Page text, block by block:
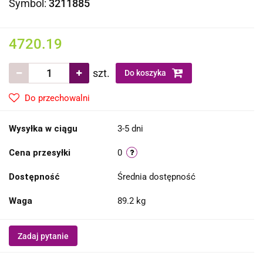
Symbol: 3211885
4720.19
szt. Do koszyka
Do przechowalni
Wysyłka w ciągu 3-5 dni
Cena przesyłki 0
Dostępność Średnia dostępność
Waga 89.2 kg
Zadaj pytanie